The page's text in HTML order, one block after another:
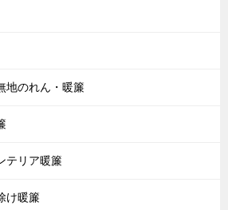
地のれん・暖簾
テリア暖簾
け暖簾